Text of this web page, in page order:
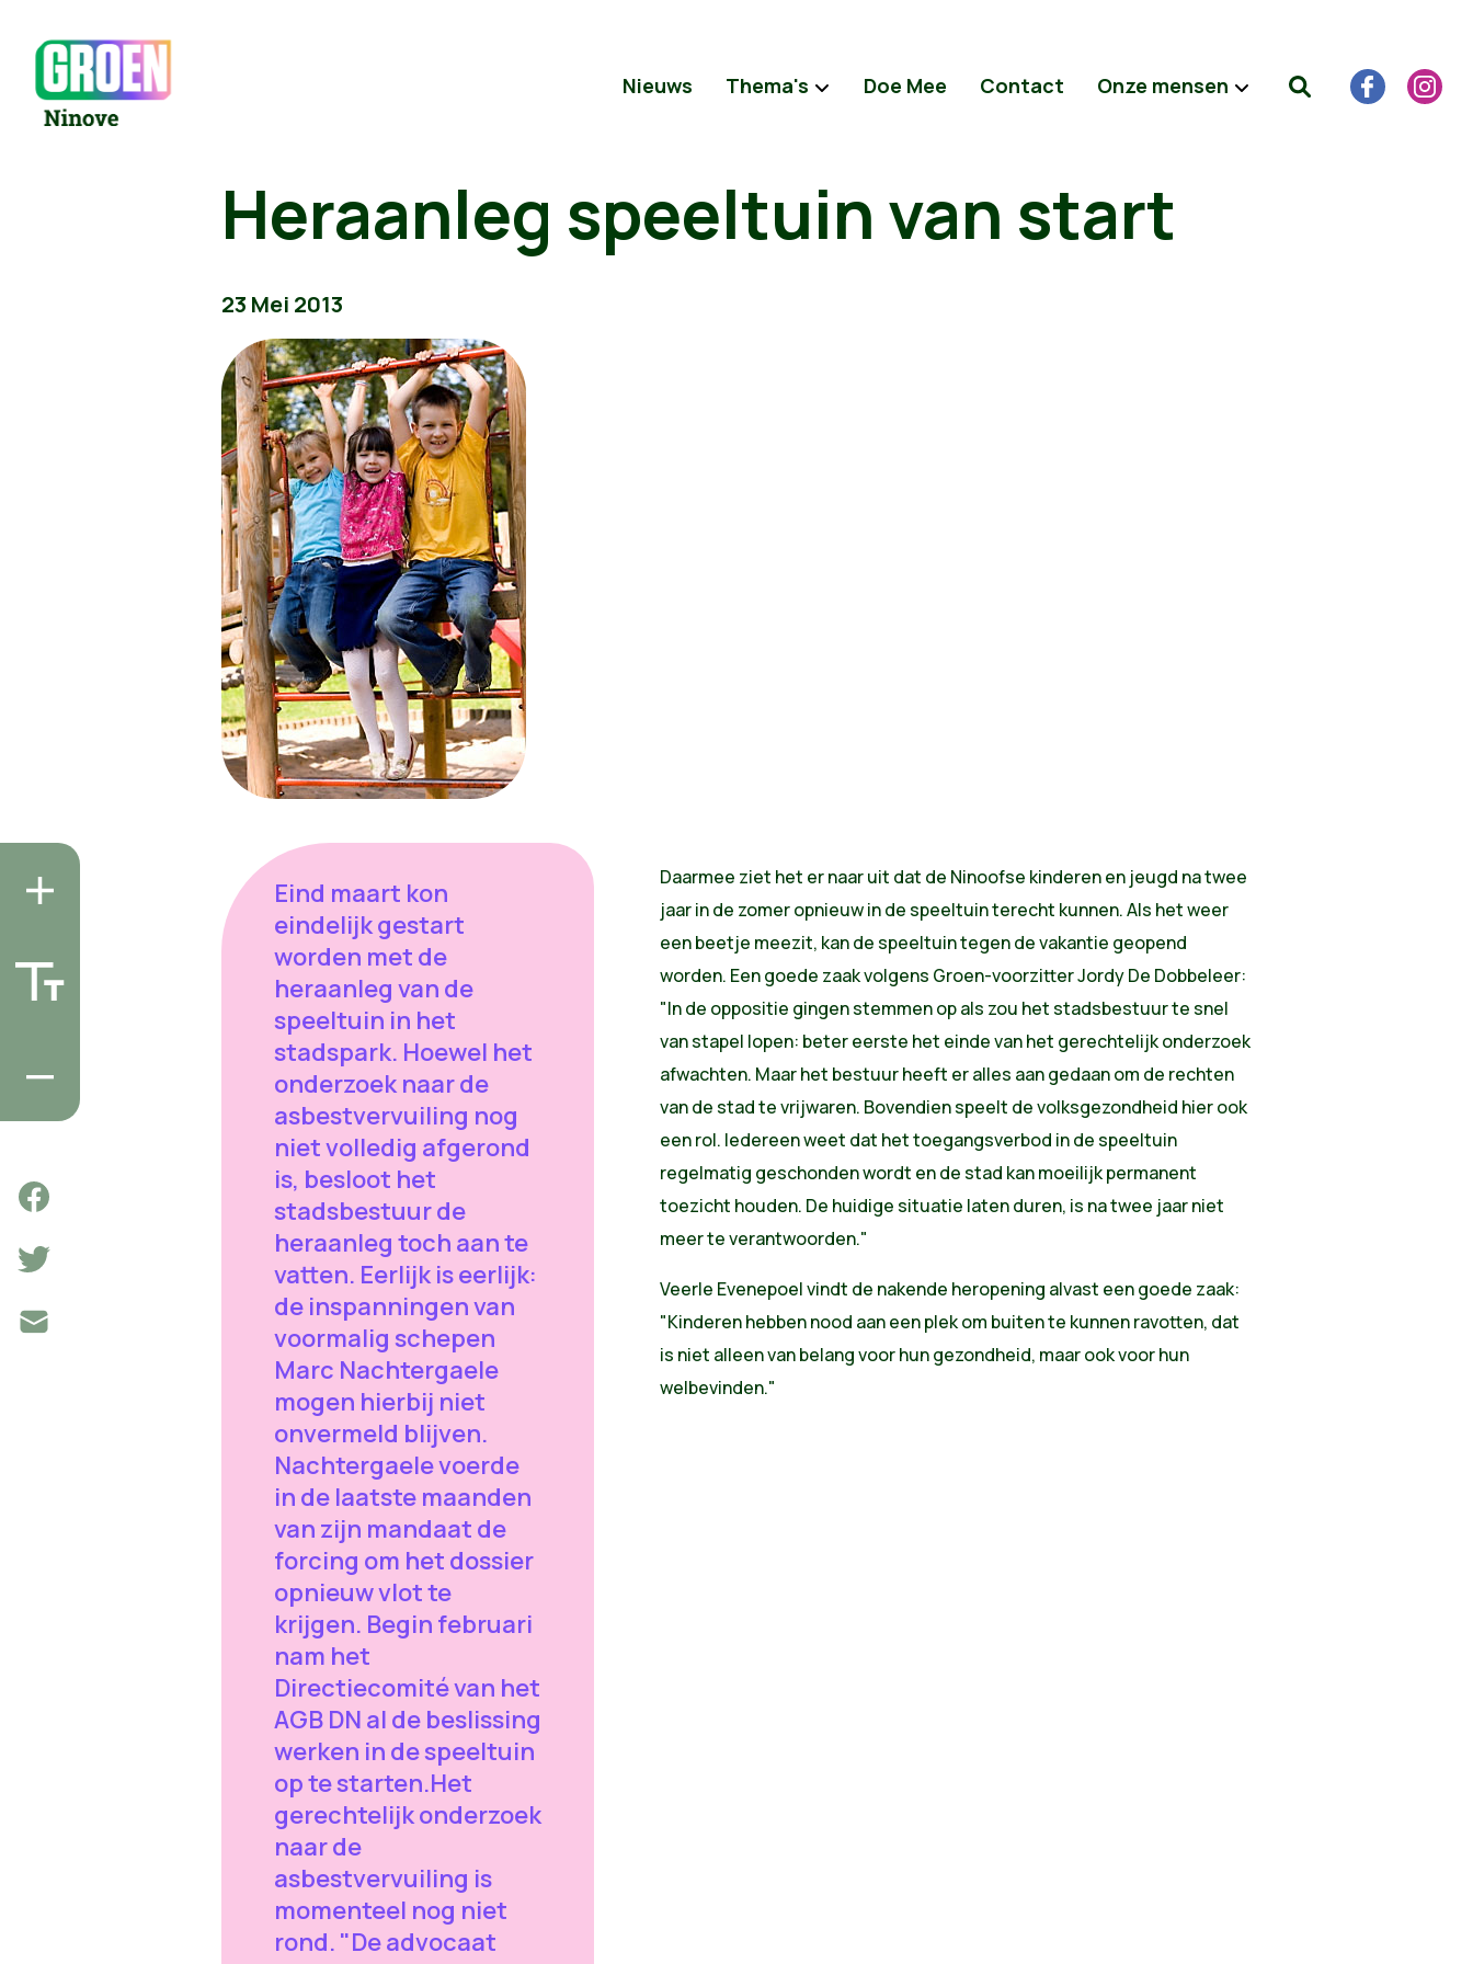
Nieuws Thema's Doe Mee Contact Onze mensen
Heraanleg speeltuin van start
23 Mei 2013
Eind maart kon
eindelijk gestart
worden met de
heraanleg van de
speeltuin in het
stadspark. Hoewel het
onderzoek naar de
asbestvervuiling nog
niet volledig afgerond
is, besloot het
stadsbestuur de
heraanleg toch aan te
vatten. Eerlijk is eerlijk:
de inspanningen van
voormalig schepen
Marc Nachtergaele
mogen hierbij niet
onvermeld blijven.
Nachtergaele voerde
in de laatste maanden
van zijn mandaat de
forcing om het dossier
opnieuw vlot te
krijgen. Begin februari
nam het
Directiecomité van het
AGB DN al de beslissing
werken in de speeltuin
op te starten.Het
gerechtelijk onderzoek
naar de
asbestvervuiling is
momenteel nog niet
rond. "De advocaat
Daarmee ziet het er naar uit dat de Ninoofse kinderen en jeugd na twee
jaar in de zomer opnieuw in de speeltuin terecht kunnen. Als het weer
een beetje meezit, kan de speeltuin tegen de vakantie geopend
worden. Een goede zaak volgens Groen-voorzitter Jordy De Dobbeleer:
"In de oppositie gingen stemmen op als zou het stadsbestuur te snel
van stapel lopen: beter eerste het einde van het gerechtelijk onderzoek
afwachten. Maar het bestuur heeft er alles aan gedaan om de rechten
van de stad te vrijwaren. Bovendien speelt de volksgezondheid hier ook
een rol. Iedereen weet dat het toegangsverbod in de speeltuin
regelmatig geschonden wordt en de stad kan moeilijk permanent
toezicht houden. De huidige situatie laten duren, is na twee jaar niet
meer te verantwoorden."
Veerle Evenepoel vindt de nakende heropening alvast een goede zaak:
"Kinderen hebben nood aan een plek om buiten te kunnen ravotten, dat
is niet alleen van belang voor hun gezondheid, maar ook voor hun
welbevinden."